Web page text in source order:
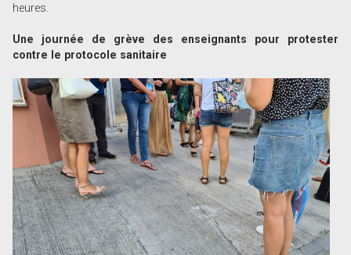
heures.
Une journée de grève des enseignants pour protester
contre le protocole sanitaire